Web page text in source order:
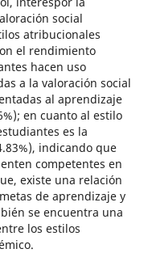
social
atribucionales
el rendimiento
hacen uso
a la valoración social
al aprendizaje
en cuanto al estilo
es la
indicando que
competentes en
existe una relación
de aprendizaje y
se encuentra una
los estilos